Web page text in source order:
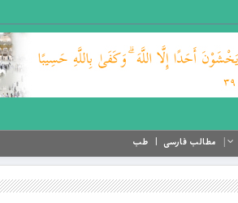
مطالب فارسی طب